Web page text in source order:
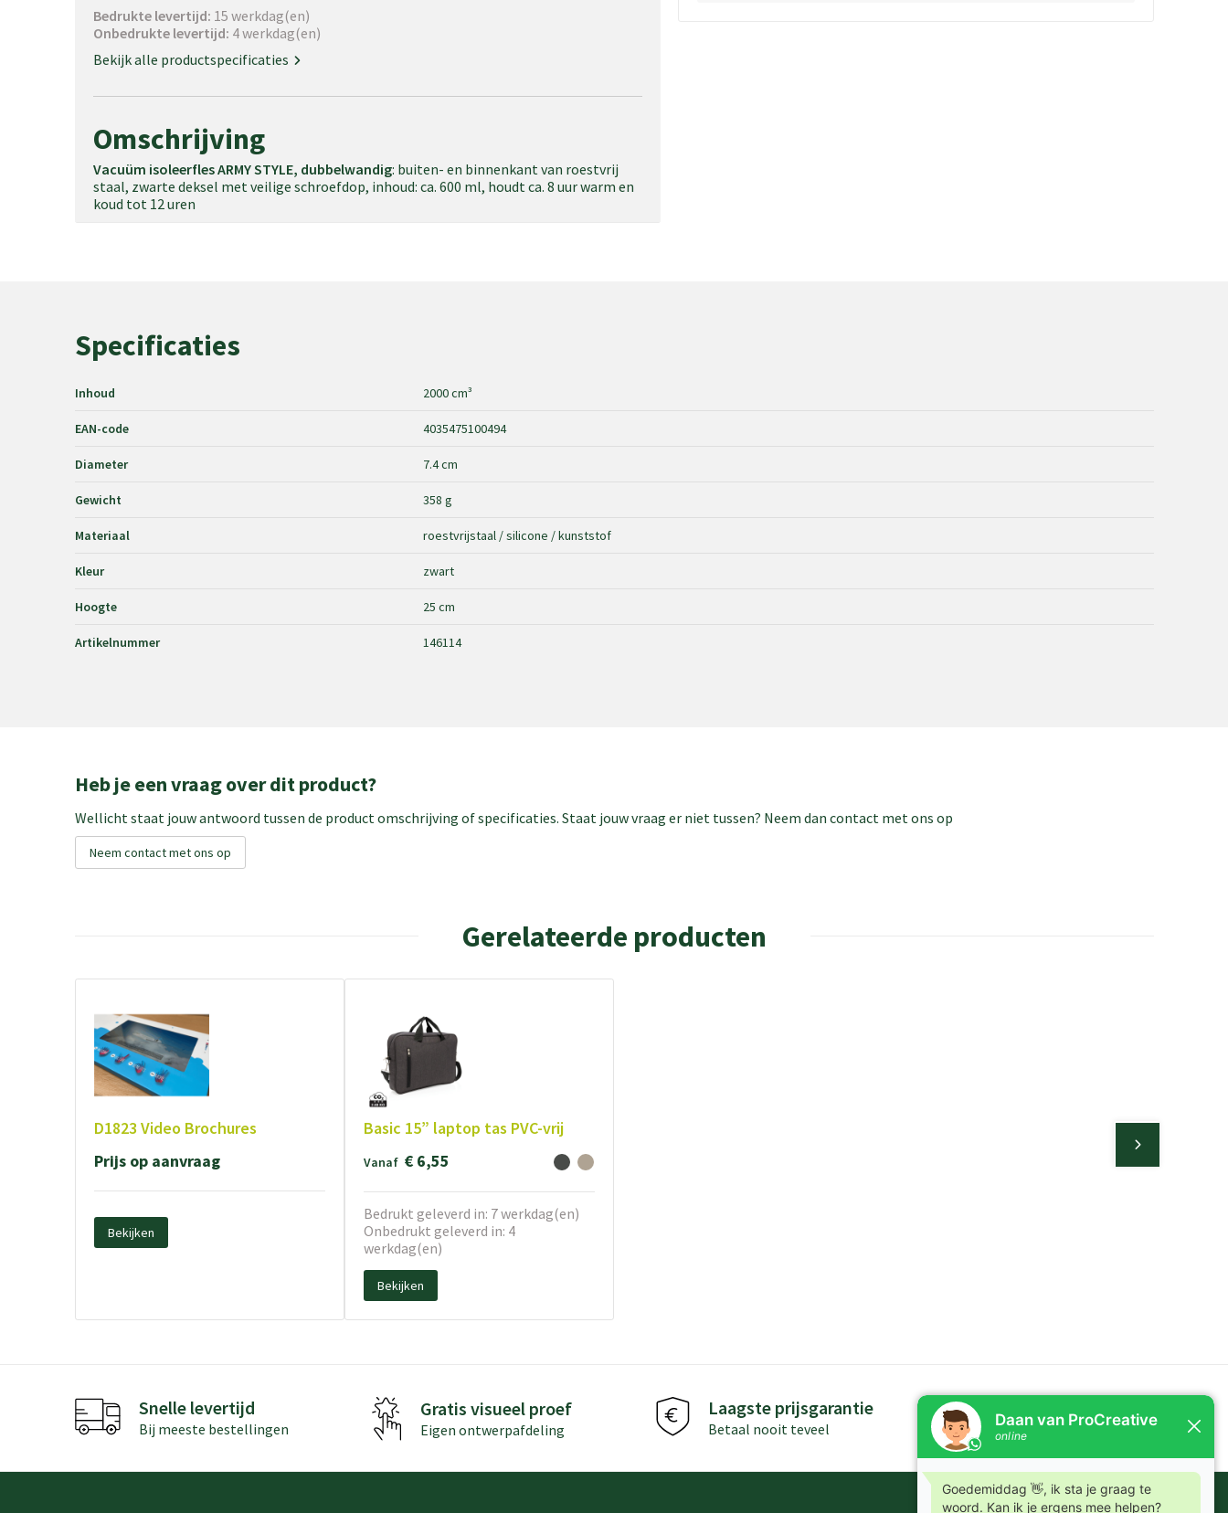
Bedrukte levertijd: 15 werkdag(en)
Onbedrukte levertijd: 4 werkdag(en)
Bekijk alle productspecificaties
Omschrijving
Vacuüm isoleerfles ARMY STYLE, dubbelwandig: buiten- en binnenkant van roestvrij
staal, zwarte deksel met veilige schroefdop, inhoud: ca. 600 ml, houdt ca. 8 uur warm en
koud tot 12 uren
Specificaties
Inhoud 2000 cm³
EAN-code 4035475100494
Diameter 7.4 cm
Gewicht 358 g
Materiaal roestvrijstaal / silicone / kunststof
Kleur zwart
Hoogte 25 cm
Artikelnummer 146114
Heb je een vraag over dit product?
Wellicht staat jouw antwoord tussen de product omschrijving of specificaties. Staat jouw vraag er niet tussen? Neem dan contact met ons op
Neem contact met ons op
Gerelateerde producten
D1823 Video Brochures
Prijs op aanvraag
Bekijken
Basic 15” laptop tas PVC-vrij
Vanaf € 6,55
Bedrukt geleverd in: 7 werkdag(en)
Onbedrukt geleverd in: 4
werkdag(en)
Bekijken
Snelle levertijd
Bij meeste bestellingen
Gratis visueel proef
Eigen ontwerpafdeling
Laagste prijsgarantie
Betaal nooit teveel Kennis in producten